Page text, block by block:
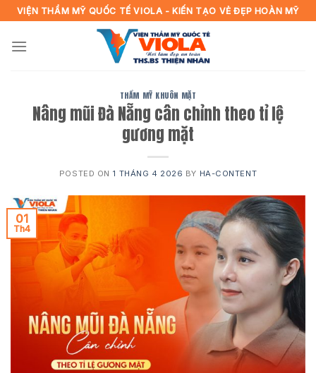
Skip
to
content
VIỆN THẨM MỸ QUỐC TẾ VIOLA - KIẾN TẠO VẺ ĐẸP HOÀN MỸ
THẨM MỸ KHUÔN MẶT
Nâng mũi Đà Nẵng cân chỉnh theo tỉ lệ
gương mặt
POSTED ON 1 THÁNG 4 2026 BY HA-CONTENT
01
Th4